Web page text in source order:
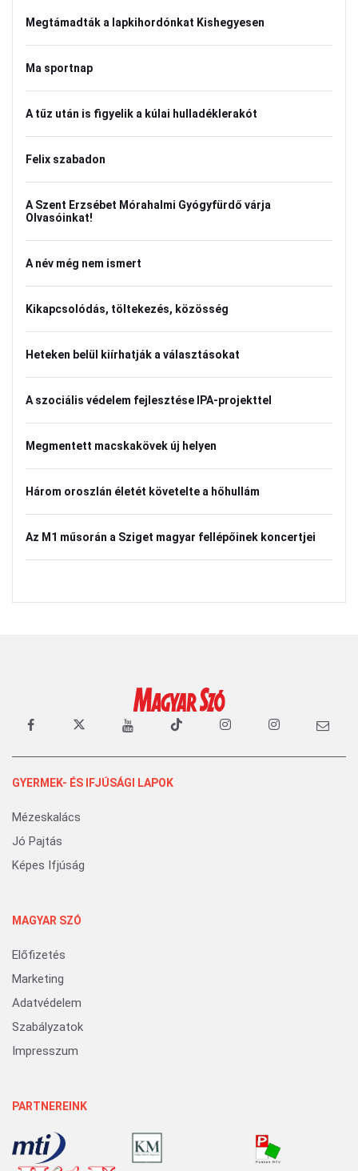
Megtámadták a lapkihordónkat Kishegyesen
Ma sportnap
A tűz után is figyelik a kúlai hulladéklerakót
Felix szabadon
A Szent Erzsébet Mórahalmi Gyógyfürdő várja
Olvasóinkat!
A név még nem ismert
Kikapcsolódás, töltekezés, közösség
Heteken belül kiírhatják a választásokat
A szociális védelem fejlesztése IPA-projekttel
Megmentett macskakövek új helyen
Három oroszlán életét követelte a hőhullám
Az M1 műsorán a Sziget magyar fellépőinek koncertjei
GYERMEK- ÉS IFJÚSÁGI LAPOK
Mézeskalács
Jó Pajtás
Képes Ifjúság
MAGYAR SZÓ
Előfizetés
Marketing
Adatvédelem
Szabályzatok
Impresszum
PARTNEREINK